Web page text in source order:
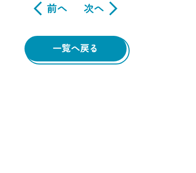
前へ 次へ
一覧へ戻る